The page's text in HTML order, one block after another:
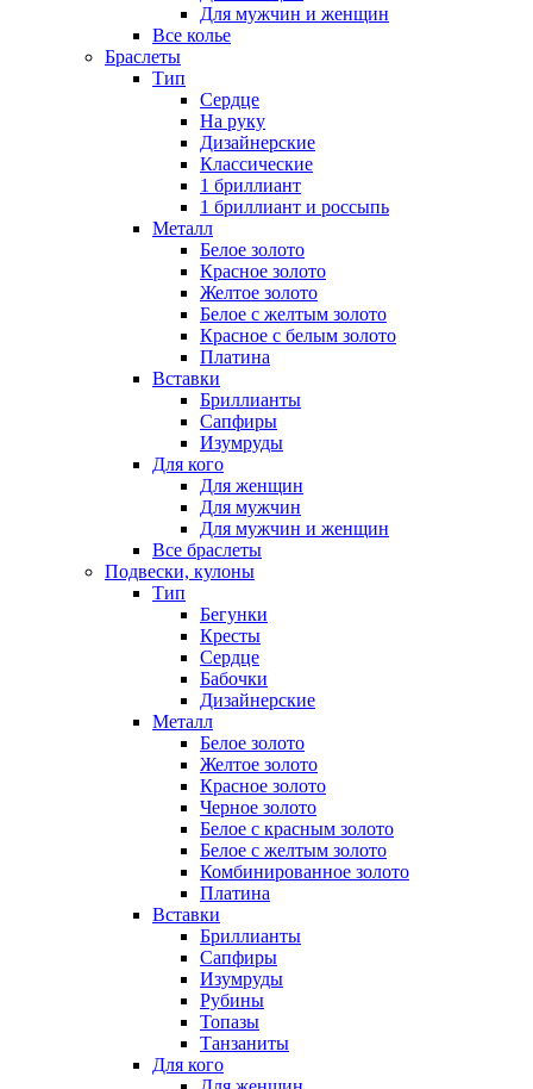
Для мужчин и женщин
Все колье
Браслеты
Тип
Сердце
На руку
Дизайнерские
Классические
1 бриллиант
1 бриллиант и россыпь
Металл
Белое золото
Красное золото
Желтое золото
Белое с желтым золото
Красное с белым золото
Платина
Вставки
Бриллианты
Сапфиры
Изумруды
Для кого
Для женщин
Для мужчин
Для мужчин и женщин
Все браслеты
Подвески, кулоны
Тип
Бегунки
Кресты
Сердце
Бабочки
Дизайнерские
Металл
Белое золото
Желтое золото
Красное золото
Черное золото
Белое с красным золото
Белое с желтым золото
Комбинированное золото
Платина
Вставки
Бриллианты
Сапфиры
Изумруды
Рубины
Топазы
Танзаниты
Для кого